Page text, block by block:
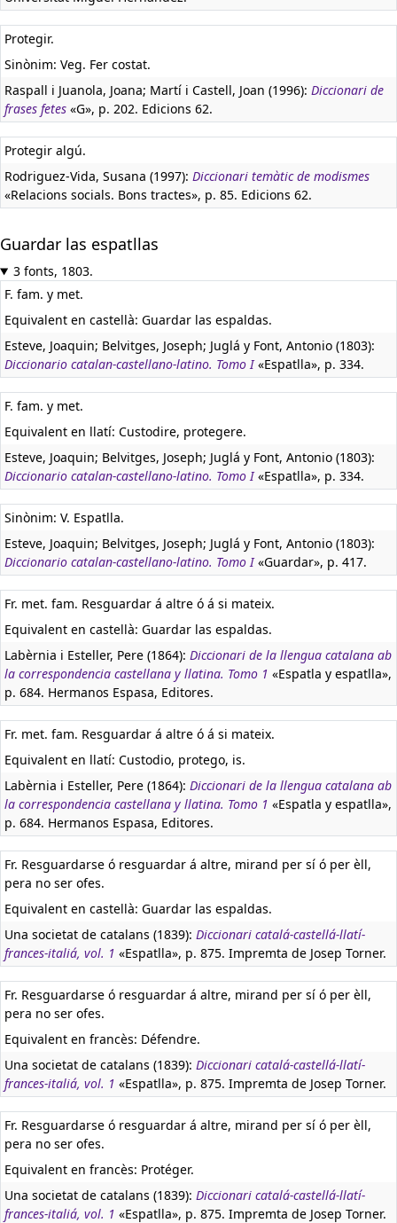
Protegir.
Sinònim: Veg. Fer costat.
Raspall i Juanola, Joana; Martí i Castell, Joan (1996): Diccionari de
frases fetes «G», p. 202. Edicions 62.
Protegir algú.
Rodriguez-Vida, Susana (1997): Diccionari temàtic de modismes
«Relacions socials. Bons tractes», p. 85. Edicions 62.
Guardar las espatllas
3 fonts, 1803.
F. fam. y met.
Equivalent en castellà: Guardar las espaldas.
Esteve, Joaquin; Belvitges, Joseph; Juglá y Font, Antonio (1803):
Diccionario catalan-castellano-latino. Tomo I«Espatlla», p. 334.
F. fam. y met.
Equivalent en llatí: Custodire, protegere.
Esteve, Joaquin; Belvitges, Joseph; Juglá y Font, Antonio (1803):
Diccionario catalan-castellano-latino. Tomo I«Espatlla», p. 334.
Sinònim: V. Espatlla.
Esteve, Joaquin; Belvitges, Joseph; Juglá y Font, Antonio (1803):
Diccionario catalan-castellano-latino. Tomo I«Guardar», p. 417.
Fr. met. fam. Resguardar á altre ó á si mateix.
Equivalent en castellà: Guardar las espaldas.
Labèrnia i Esteller, Pere (1864): Diccionari de la llengua catalana ab
la correspondencia castellana y llatina. Tomo 1 «Espatla y espatlla»,
p. 684. Hermanos Espasa, Editores.
Fr. met. fam. Resguardar á altre ó á si mateix.
Equivalent en llatí: Custodio, protego, is.
Labèrnia i Esteller, Pere (1864): Diccionari de la llengua catalana ab
la correspondencia castellana y llatina. Tomo 1 «Espatla y espatlla»,
p. 684. Hermanos Espasa, Editores.
Fr. Resguardarse ó resguardar á altre, mirand per sí ó per èll,
pera no ser ofes.
Equivalent en castellà: Guardar las espaldas.
Una societat de catalans (1839): Diccionari catalá-castellá-llatí-
frances-italiá, vol. 1 «Espatlla», p. 875. Impremta de Josep Torner.
Fr. Resguardarse ó resguardar á altre, mirand per sí ó per èll,
pera no ser ofes.
Equivalent en francès: Défendre.
Una societat de catalans (1839): Diccionari catalá-castellá-llatí-
frances-italiá, vol. 1 «Espatlla», p. 875. Impremta de Josep Torner.
Fr. Resguardarse ó resguardar á altre, mirand per sí ó per èll,
pera no ser ofes.
Equivalent en francès: Protéger.
Una societat de catalans (1839): Diccionari catalá-castellá-llatí-
frances-italiá, vol. 1 «Espatlla», p. 875. Impremta de Josep Torner.